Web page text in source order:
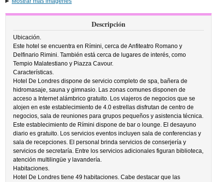
Descripción
Ubicación.
Este hotel se encuentra en Rímini, cerca de Anfiteatro Romano y
Delfinario Rimini. También está cerca de lugares de interés, como
Tempio Malatestiano y Piazza Cavour.
Características.
Hotel De Londres dispone de servicio completo de spa, bañera de
hidromasaje, sauna y gimnasio. Las zonas comunes disponen de
acceso a Internet alámbrico gratuito. Los viajeros de negocios que se
alojen en este establecimiento de 4.0 estrellas disfrutan de centro de
negocios, sala de reuniones para grupos pequeños y asistencia técnica.
Este establecimiento de Rímini dispone de bar o lounge. El desayuno
diario es gratuito. Los servicios eventos incluyen sala de conferencias y
sala de recepciones. El personal brinda servicios de conserjería y
servicios de secretaría. Entre los servicios adicionales figuran biblioteca,
atención multilingüe y lavandería.
Habitaciones.
Hotel De Londres tiene 49 habitaciones. Cabe destacar que las